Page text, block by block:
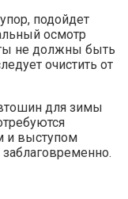
подойдет
осмотр
не должны быть
очистить от
для зимы
и выступом